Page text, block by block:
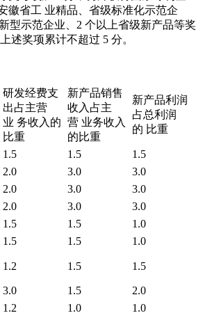
徽省工 业精品、省级标准化示范企
型示范企业、2 个以上省级新产品等奖
述奖项累计不超过 5 分。
研发经费支
出占主营
业 务收入的
比重
新产品销售
收入占主
营 业务收入
的比重
新产品利润
占总利润
的 比重
1.5 1.5
1.5
2.0 3.0
3.0
2.0 3.0
3.0
2.0 3.0
3.0
1.5 1.5
1.0
1.5 1.5
1.0
1.2 1.5 1.5
3.0 1.5
2.0
1.2 1.0
1.0